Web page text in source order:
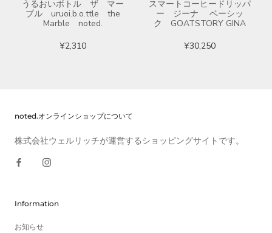
うるおいボトル ザ マー
ブル uruoi.b.o.ttle the
Marble noted.
¥2,310
スマートコーヒードリッパ
ー ジーナ ベーシッ
ク GOATSTORY GINA
¥30,250
noted.オンラインショップについて
株式会社ウェルリッチが運営するショッピングサイトです。
Information
お知らせ